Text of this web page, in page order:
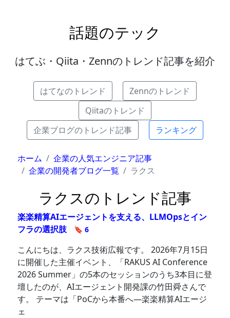
話題のテック
はてぶ・Qiita・Zennのトレンド記事を紹介
はてなのトレンド
Zennのトレンド
Qiitaのトレンド
企業ブログのトレンド記事
ランキング
ホーム
企業の人気エンジニア記事
企業の開発者ブログ一覧
ラクス
ラクスのトレンド記事
楽楽精算AIエージェントを支える、LLMOpsとイン
フラの選択肢
🔖 6
こんにちは、ラクス技術広報です。 2026年7月15日
に開催した主催イベント、「RAKUS AI Conference
2026 Summer」の5本のセッションのうち3本目に登
壇したのが、AIエージェント開発課の竹田舜さんで
す。 テーマは「PoCから本番へ―楽楽精算AIエージ
ェ